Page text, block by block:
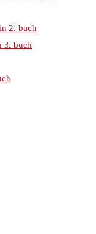
2. buch
3. buch